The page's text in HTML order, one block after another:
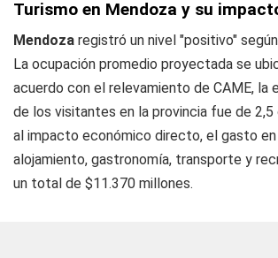
Turismo en Mendoza y su
Mendoza registró un nivel "positivo"
La ocupación promedio proyectada se
acuerdo con el relevamiento de CAME, la
de los visitantes en la provincia fue de 2,5
al impacto económico directo, el gasto
alojamiento, gastronomía, transporte y
un total de $11.370 millones.